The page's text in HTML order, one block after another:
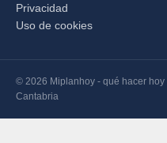
Privacidad
Uso de cookies
© 2026 Miplanhoy - qué hacer
Cantabria